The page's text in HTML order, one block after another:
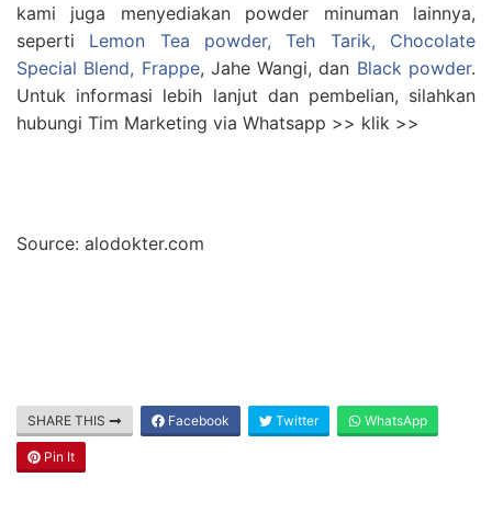
kami juga menyediakan powder minuman lainnya,
seperti Lemon Tea powder, Teh Tarik, Chocolate
Special Blend, Frappe, Jahe Wangi, dan Black powder.
Untuk informasi lebih lanjut dan pembelian, silahkan
hubungi Tim Marketing via Whatsapp >> klik >>
Source: alodokter.com
SHARE THIS Facebook Twitter WhatsApp
Pin It